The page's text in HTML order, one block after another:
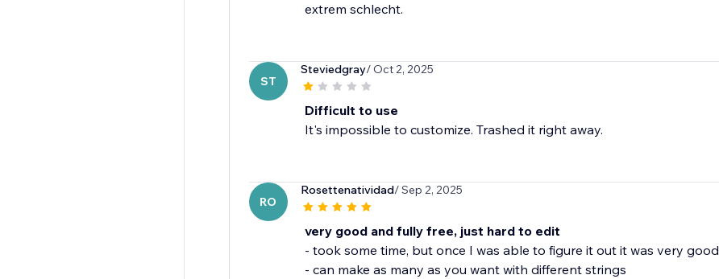
extrem schlecht.
ST
Steviedgray/ Oct 2, 2025
Difficult to use
It's impossible to customize. Trashed it right away.
RO
Rosettenatividad/ Sep 2, 2025
very good and fully free, just hard to edit
- took some time, but once I was able to figure it out it was very good
- can make as many as you want with different strings